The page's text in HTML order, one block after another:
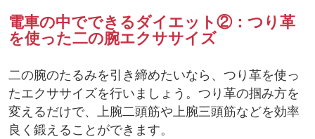
電車の中でできるダイエット②：つり革
を使った二の腕エクササイズ
二の腕のたるみを引き締めたいなら、つり革を使っ
たエクササイズを行いましょう。つり革の掴み方を
変えるだけで、上腕二頭筋や上腕三頭筋などを効率
良く鍛えることができます。